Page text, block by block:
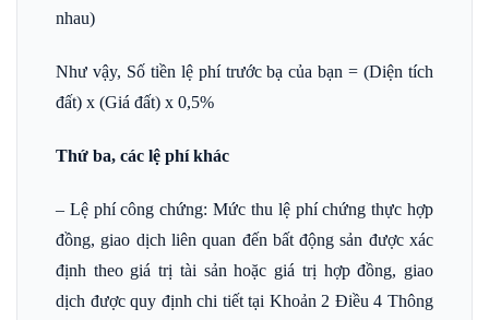
nhau)
Như vậy, Số tiền lệ phí trước bạ của bạn = (Diện tích
đất) x (Giá đất) x 0,5%
Thứ ba, các lệ phí khác
– Lệ phí công chứng: Mức thu lệ phí chứng thực hợp
đồng, giao dịch liên quan đến bất động sản được xác
định theo giá trị tài sản hoặc giá trị hợp đồng, giao
dịch được quy định chi tiết tại Khoản 2 Điều 4 Thông